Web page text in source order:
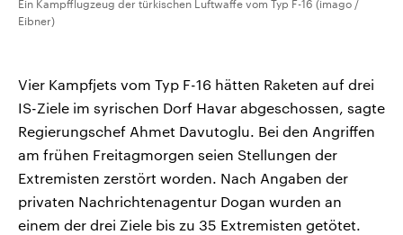
Ein Kampfflugzeug der türkischen Luftwaffe vom Typ F-16 (imago /
Eibner)
Vier Kampfjets vom Typ F-16 hätten Raketen auf drei
IS-Ziele im syrischen Dorf Havar abgeschossen, sagte
Regierungschef Ahmet Davutoglu. Bei den Angriffen
am frühen Freitagmorgen seien Stellungen der
Extremisten zerstört worden. Nach Angaben der
privaten Nachrichtenagentur Dogan wurden an
einem der drei Ziele bis zu 35 Extremisten getötet.